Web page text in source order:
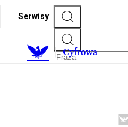
Serwisy
Cyfrowa